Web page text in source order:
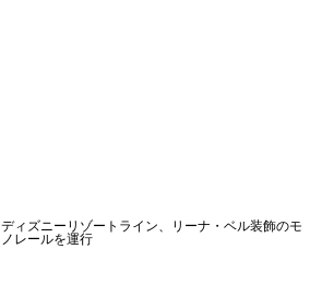
ディズニーリゾートライン、リーナ・ベル装飾のモ
ノレールを運行